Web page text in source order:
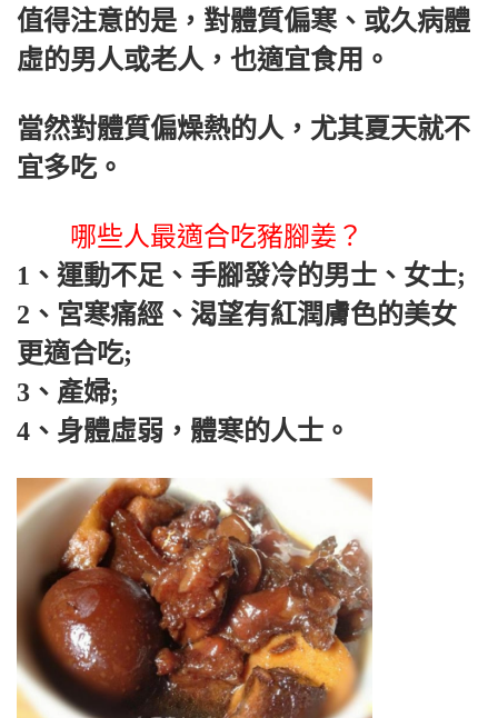
值得注意的是，對體質偏寒、或久病體
虛的男人或老人，也適宜食用。
當然對體質偏燥熱的人，尤其夏天就不
宜多吃。
哪些人最適合吃豬腳姜？
1、運動不足、手腳發冷的男士、女士;
2、宮寒痛經、渴望有紅潤膚色的美女
更適合吃;
3、產婦;
4、身體虛弱，體寒的人士。